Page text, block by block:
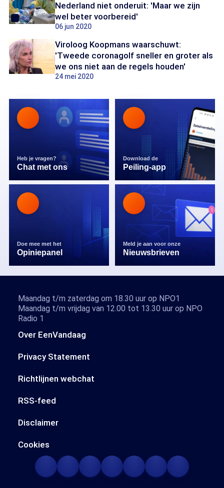
Nederland niet onderuit: 'Maar we zijn
wel beter voorbereid'
06 jun 2020
Viroloog Koopmans waarschuwt:
'Tweede coronagolf sneller en groter als
we ons niet aan de regels houden'
24 mei 2020
Heb je vragen?
Chat met ons
Download de
Peiling-app
Doe mee met het
Opiniepanel
Meld je aan voor onze
Nieuwsbrieven
Over EenVandaag
Privacy Statement
Richtlijnen webchat
RSS-feed
Disclaimer
Cookies
Maandag t/m zaterdag om 18.30 uur op NPO1
Maandag t/m vrijdag van 12.00 tot 13.30 uur op NPO
Radio 1